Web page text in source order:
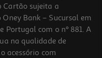
Cartão sujeita a
Bank – Sucursal em
Portugal com o nº 881. A
na qualidade de
acessório com